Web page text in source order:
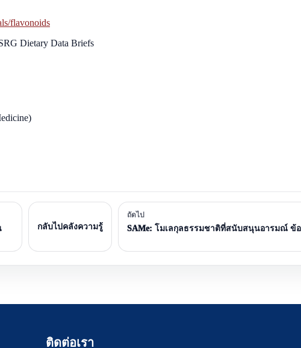
flavonoids
Dietary Data Briefs
กลับไปคลังความรู้
ถัดไป
SAMe: โมเลกุลธรรมชาติที่สนับสนุนอารมณ์ ข้
ติดต่อเรา